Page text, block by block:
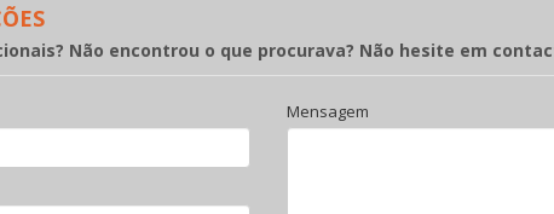
Não encontrou o que procurava? Não hesite em
Mensagem